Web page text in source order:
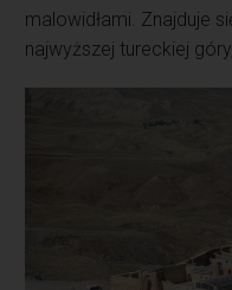
malowidłami. Znajduje
najwyższej tureckiej